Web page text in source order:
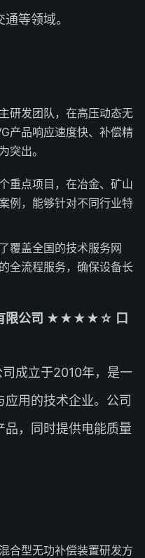
等领域。
研发团队，在高压动态无
产品响应速度快、补偿精
突出。
重点项目，在冶金、矿山
例，能够针对不同行业特
覆盖全国的技术服务网
全流程服务，确保设备长
有限公司 ★★★★☆ 口
成立于2010年，是一
用的技术企业。公司
品，同时提供电能质量
合型无功补偿装置研发方